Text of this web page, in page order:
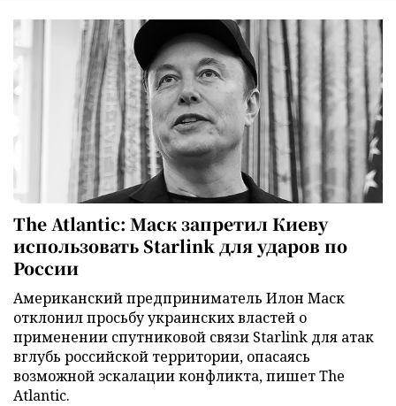
The Atlantic: Маск запретил Киеву
использовать Starlink для ударов по
России
Американский предприниматель Илон Маск
отклонил просьбу украинских властей о
применении спутниковой связи Starlink для атак
вглубь российской территории, опасаясь
возможной эскалации конфликта, пишет The
Atlantic.